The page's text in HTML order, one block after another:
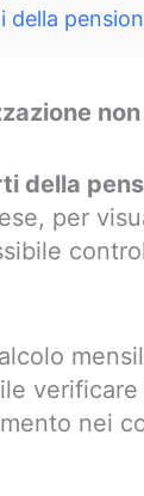
della
per
nei